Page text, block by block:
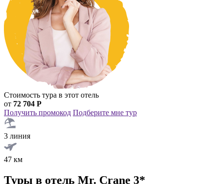
Стоимость тура в этот отель
от 72 704 Р
Получить промокод Подберите мне тур
3 линия
47 км
Туры в отель Mr. Crane 3*